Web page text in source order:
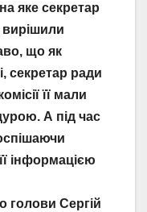
яке секретар
що як
секретар ради
її мали
А під час
інформацією
голови Сергій